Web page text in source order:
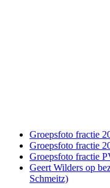
Groepsfoto fractie
Groepsfoto fractie
Groepsfoto fractie
Geert Wilders op
Schmeitz)